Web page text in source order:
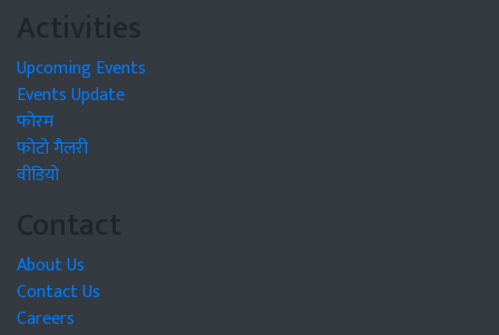
Activities
Upcoming Events
Events Update
फोरम
फोटो गैलरी
वीडियो
Contact
About Us
Contact Us
Careers